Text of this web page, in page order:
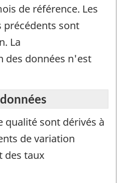
de référence. Les
précédents sont
La
des données n'est
qualité sont dérivés à
de variation
des taux